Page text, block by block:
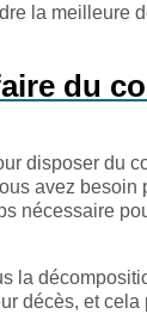
la meilleure
du
disposer du
avez besoin
nécessaire
la
décès, et